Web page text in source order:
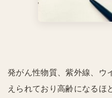
発がん性物質、紫外線、ウ
えられており高齢になるほ